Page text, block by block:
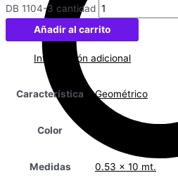
DB 1104-3 cantidad
Añadir al carrito
Información adicional
Característica Geométrico
Color
Medidas 0.53 x 10 mt.